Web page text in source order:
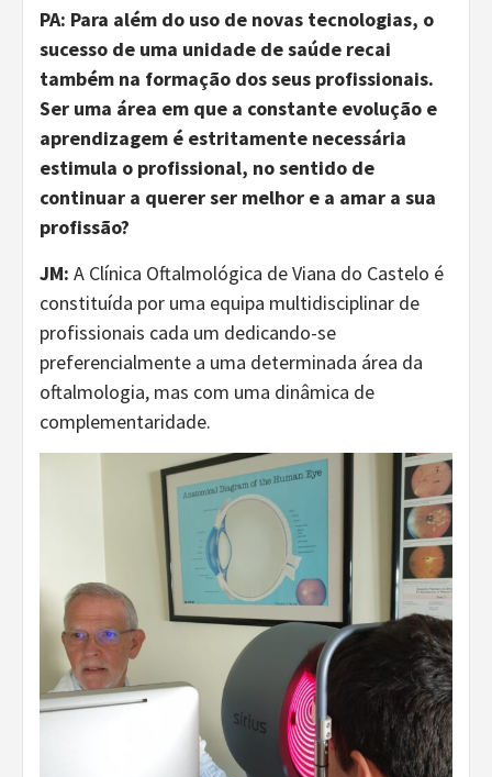
PA: Para além do uso de novas tecnologias, o
sucesso de uma unidade de saúde recai
também na formação dos seus profissionais.
Ser uma área em que a constante evolução e
aprendizagem é estritamente necessária
estimula o profissional, no sentido de
continuar a querer ser melhor e a amar a sua
profissão?
JM: A Clínica Oftalmológica de Viana do Castelo é
constituída por uma equipa multidisciplinar de
profissionais cada um dedicando-se
preferencialmente a uma determinada área da
oftalmologia, mas com uma dinâmica de
complementaridade.